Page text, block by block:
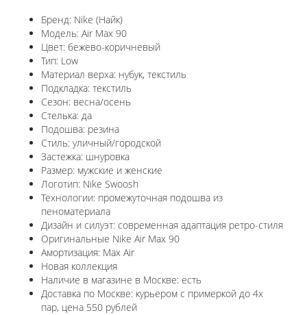
Бренд: Nike (Найк)
Модель: Air Max 90
Цвет: бежево-коричневый
Тип: Low
Материал верха: нубук, текстиль
Подкладка: текстиль
Сезон: весна/осень
Стелька: да
Подошва: резина
Стиль: уличный/городской
Застежка: шнуровка
Размер: мужские и женские
Логотип: Nike Swoosh
Технологии: промежуточная подошва из
пеноматериала
Дизайн и силуэт: современная адаптация ретро-стиля
Оригинальные Nike Air Max 90
Амортизация: Max Air
Новая коллекция
Наличие в магазине в Москве: есть
Доставка по Москве: курьером с примеркой до 4х
пар, цена 550 рублей